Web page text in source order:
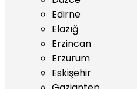
Edirne
Elazığ
Erzincan
Erzurum
Eskişehir